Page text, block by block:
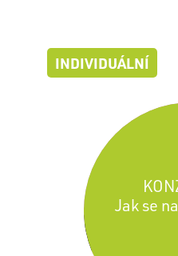
INDIVIDUÁLNÍ
Jak se